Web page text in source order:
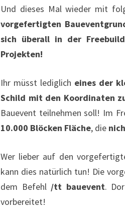
Und dieses Mal wieder mit
vorgefertigten
sich überall in der
Projekten!
Ihr müsst lediglich eines der
Schild mit den Koordinaten
Bauevent teilnehmen soll! Im
10.000 Blöcken Fläche, die
Wer lieber auf den
kann dies natürlich tun! Die
dem Befehl /tt bauevent.
vorbereitet!